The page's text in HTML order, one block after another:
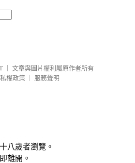
文章與圖片權利屬原作者所有
權政策
服務聲明
八歲者瀏覽。
離開。